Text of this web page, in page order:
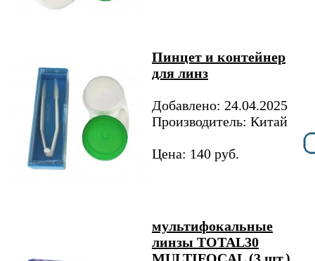
Пинцет и контейнер
для линз
Добавлено: 24.04.2025
Производитель: Китай
Цена: 140 руб.
мультифокальные
линзы TOTAL30